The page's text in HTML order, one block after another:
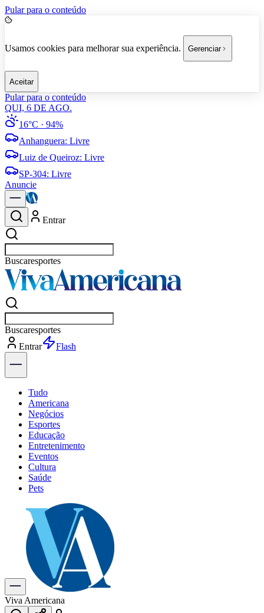
Pular para o conteúdo
Usamos cookies para melhorar sua experiência. Gerenciar
Aceitar
Pular para o conteúdo
QUI, 6 DE AGO.
16°C · 94%
Anhanguera: Livre
Luiz de Queiroz: Livre
SP-304: Livre
Anuncie
Entrar
Buscarpolítica
Buscarpolítica
Entrar
Explorar
Tudo
Americana
Negócios
Esportes
Educação
Entretenimento
Eventos
Cultura
Saúde
Pets
Explore Tudo
Últimas Notícias
Previsão do Tempo
Dia a Dia & Lazer
Gastronomia
Cinema & Shows
Para Sua Empresa
Viva Americana